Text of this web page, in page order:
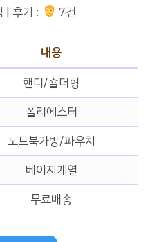
후기 : 7건
내용
핸디/숄더형
폴리에스터
노트북가방/파우치
베이지계열
무료배송